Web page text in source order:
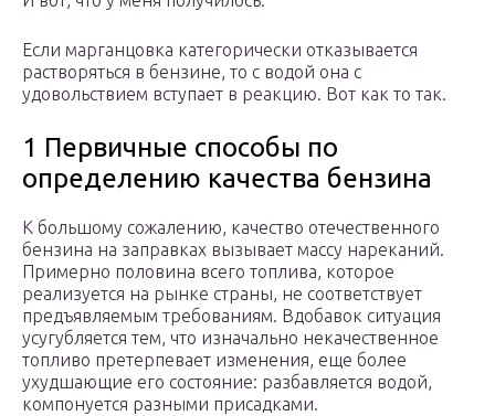
Если марганцовка категорически отказывается
растворяться в бензине, то с водой она с
удовольствием вступает в реакцию. Вот как то так.
1 Первичные способы по
определению качества бензина
К большому сожалению, качество отечественного
бензина на заправках вызывает массу нареканий.
Примерно половина всего топлива, которое
реализуется на рынке страны, не соответствует
предъявляемым требованиям. Вдобавок ситуация
усугубляется тем, что изначально некачественное
топливо претерпевает изменения, еще более
ухудшающие его состояние: разбавляется водой,
компонуется разными присадками.